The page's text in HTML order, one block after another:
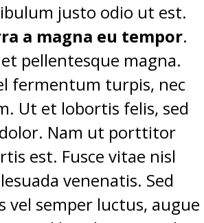
justo odio ut est.
a magna eu tempor.
pellentesque magna.
fermentum turpis, nec
Ut et lobortis felis, sed
Nam ut porttitor
est. Fusce vitae nisl
venenatis. Sed
vel semper luctus, augue